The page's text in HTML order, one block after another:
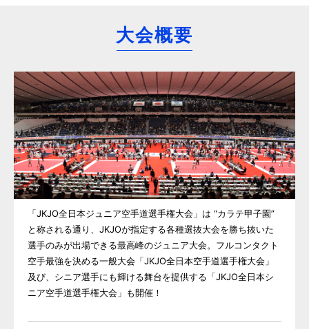
大会概要
「JKJO全日本ジュニア空手道選手権大会」は “カラテ甲子園”
と称される通り、JKJOが指定する各種選抜大会を勝ち抜いた
選手のみが出場できる最高峰のジュニア大会。フルコンタクト
空手最強を決める一般大会「JKJO全日本空手道選手権大会」
及び、シニア選手にも輝ける舞台を提供する「JKJO全日本シ
ニア空手道選手権大会」も開催！